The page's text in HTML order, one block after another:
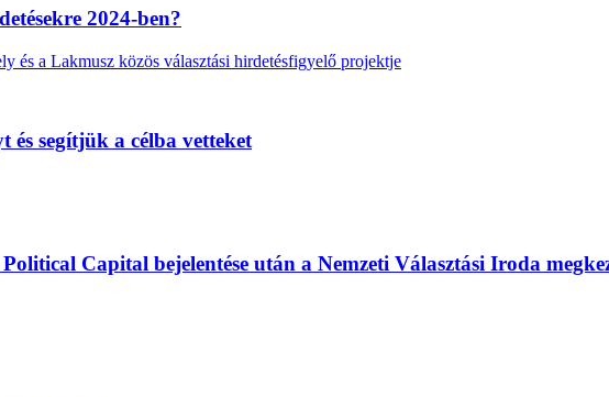
2024-ben?
és a Lakmusz közös választási hirdetésfigyelő projektje
segítjük a célba vetteket
Capital bejelentése után a Nemzeti Választási Iroda